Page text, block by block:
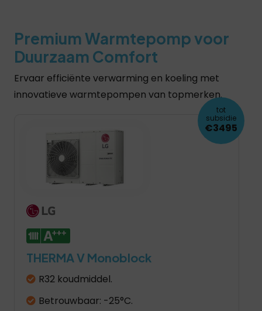
Premium Warmtepomp voor
Duurzaam Comfort
Ervaar efficiënte verwarming en koeling met
innovatieve warmtepompen van topmerken.
THERMA V Monoblock
R32 koudmiddel.
Betrouwbaar: -25°C.
tot
subsidie
€3495